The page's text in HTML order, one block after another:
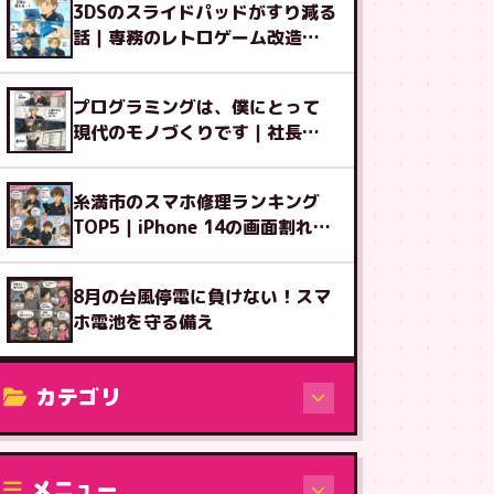
3DSのスライドパッドがすり減る
話｜専務のレトロゲーム改造図
プログラミングは、僕にとって
現代のモノづくりです｜社長ブ
糸満市のスマホ修理ランキング
TOP5｜iPhone 14の画面割れ多
8月の台風停電に負けない！スマ
ホ電池を守る備え
カテゴリ
修理（機種から）